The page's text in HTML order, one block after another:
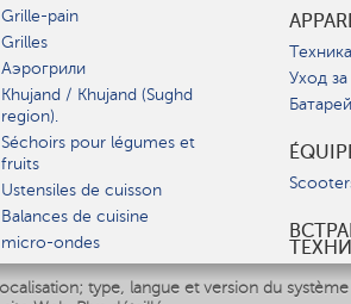
type, langue et version du
Grille-pain
Grilles
Аэрогрили
Khujand / Khujand (Sughd
region).
Séchoirs pour légumes et
fruits
Ustensiles de cuisson
Balances de cuisine
micro-ondes
VAISSELLE
Уход